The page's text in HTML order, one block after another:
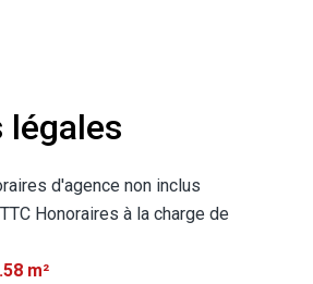
légales
d'agence non inclus
Honoraires à la charge de
m²